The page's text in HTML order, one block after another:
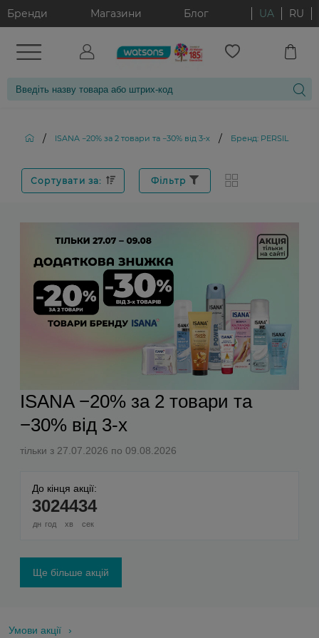
Бренди Магазини Блог UA RU
/ ISANA −20% за 2 товари та −30% від 3-х / Бренд: PERSIL
Сортувати за: Фільтр
ISANA −20% за 2 товари та
−30% від 3-х
тільки з 27.07.2026 по 09.08.2026
До кінця акції:
3
дн
02
год
44
хв
33
сек
Ще більше акцій
Умови акції